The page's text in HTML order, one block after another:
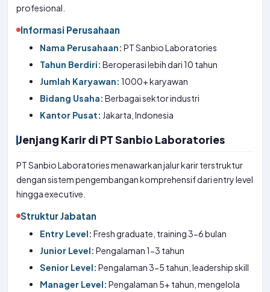
profesional.
Informasi Perusahaan
Nama Perusahaan: PT Sanbio Laboratories
Tahun Berdiri: Beroperasi lebih dari 10 tahun
Jumlah Karyawan: 1000+ karyawan
Bidang Usaha: Berbagai sektor industri
Kantor Pusat: Jakarta, Indonesia
Jenjang Karir di PT Sanbio Laboratories
PT Sanbio Laboratories menawarkan jalur karir terstruktur
dengan sistem pengembangan komprehensif dari entry level
hingga executive.
Struktur Jabatan
Entry Level: Fresh graduate, training 3-6 bulan
Junior Level: Pengalaman 1-3 tahun
Senior Level: Pengalaman 3-5 tahun, leadership skill
Manager Level: Pengalaman 5+ tahun, mengelola